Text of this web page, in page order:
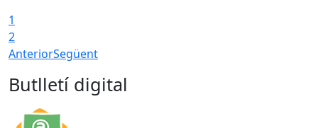
1
2
AnteriorSegüent
Butlletí digital